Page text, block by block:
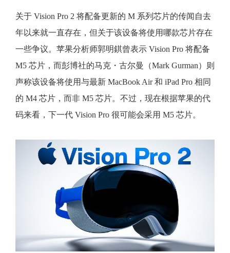
关于 Vision Pro 2 将配备更新的 M 系列芯片的传闻自去
年以来就一直存在，但关于该设备将使用哪款芯片存在
一些争议。苹果分析师郭明錤曾表示 Vision Pro 将配备
M5 芯片，而彭博社的马克・古尔曼（Mark Gurman）则
声称该设备将使用与最新 MacBook Air 和 iPad Pro 相同
的 M4 芯片，而非 M5 芯片。不过，现在根据苹果的代
码来看，下一代 Vision Pro 很可能会采用 M5 芯片。